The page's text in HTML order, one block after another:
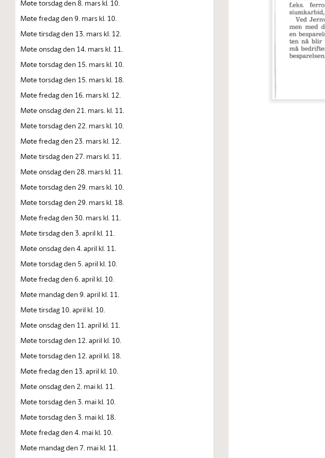
Møte torsdag den 8. mars kl. 10.
Møte fredag den 9. mars kl. 10.
Møte tirsdag den 13. mars kl. 12.
Møte onsdag den 14. mars kl. 11.
Møte torsdag den 15. mars kl. 10.
Møte torsdag den 15. mars kl. 18.
Møte fredag den 16. mars kl. 12.
Møte onsdag den 21. mars. kl. 11.
Møte torsdag den 22. mars kl. 10.
Møte fredag den 23. mars kl. 12.
Møte tirsdag den 27. mars kl. 11.
Møte onsdag den 28. mars kl. 11.
Møte torsdag den 29. mars kl. 10.
Møte torsdag den 29. mars kl. 18.
Møte fredag den 30. mars kl. 11.
Møte tirsdag den 3. april kl. 11.
Møte onsdag den 4. april kl. 11.
Møte torsdag den 5. april kl. 10.
Møte fredag den 6. april kl. 10.
Møte mandag den 9. april kl. 11.
Møte tirsdag 10. april kl. 10.
Møte onsdag den 11. april kl. 11.
Møte torsdag den 12. april kl. 10.
Møte torsdag den 12. april kl. 18.
Møte fredag den 13. april kl. 10.
Møte onsdag den 2. mai kl. 11.
Møte torsdag den 3. mai kl. 10.
Møte torsdag den 3. mai kl. 18.
Møte fredag den 4. mai kl. 10.
Møte mandag den 7. mai kl. 11.